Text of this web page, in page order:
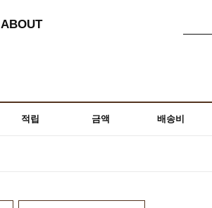
ABOUT
적립 금액 배송비